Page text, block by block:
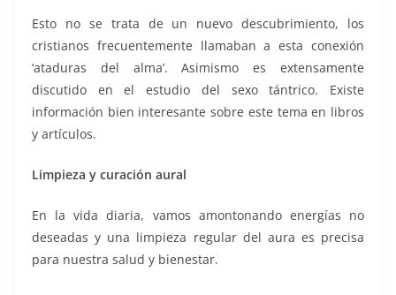
Esto no se trata de un nuevo descubrimiento, los
cristianos frecuentemente llamaban a esta conexión
‘ataduras del alma’. Asimismo es extensamente
discutido en el estudio del sexo tántrico. Existe
información bien interesante sobre este tema en libros
y artículos.
Limpieza y curación aural
En la vida diaria, vamos amontonando energías no
deseadas y una limpieza regular del aura es precisa
para nuestra salud y bienestar.